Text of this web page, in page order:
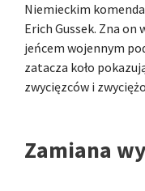
Niemieckim
Erich Gussek. Zna on
jeńcem wojennym
zatacza koło
zwycięzców i
Zamiana